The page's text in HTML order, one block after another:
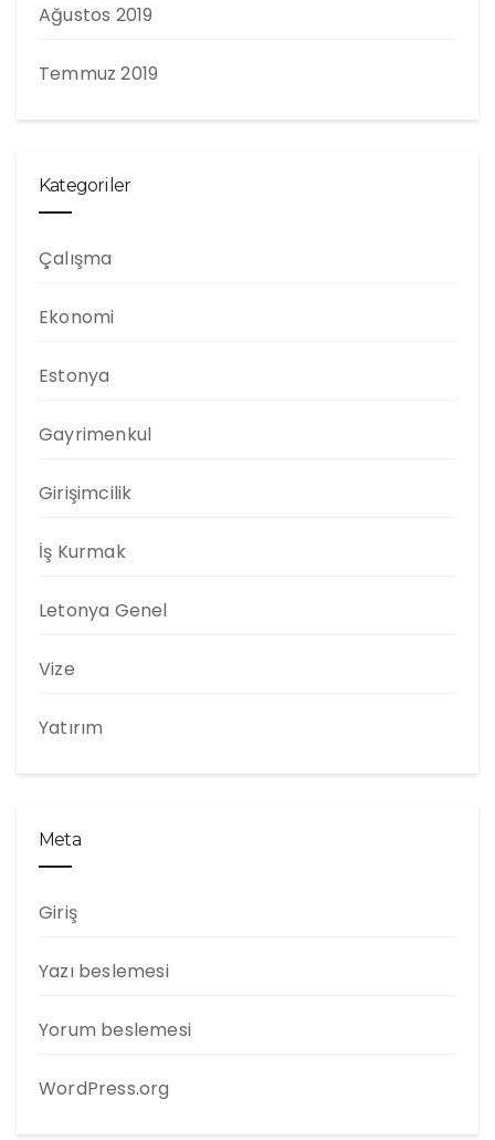
Ağustos 2019
Temmuz 2019
Kategoriler
Çalışma
Ekonomi
Estonya
Gayrimenkul
Girişimcilik
İş Kurmak
Letonya Genel
Vize
Yatırım
Meta
Giriş
Yazı beslemesi
Yorum beslemesi
WordPress.org